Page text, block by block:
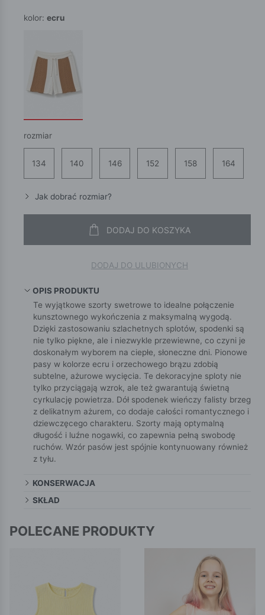
kolor: ecru
rozmiar
134 140 146 152 158 164
Jak dobrać rozmiar?
DODAJ DO KOSZYKA
DODAJ DO ULUBIONYCH
OPIS PRODUKTU
Te wyjątkowe szorty swetrowe to idealne połączenie
kunsztownego wykończenia z maksymalną wygodą.
Dzięki zastosowaniu szlachetnych splotów, spodenki są
nie tylko piękne, ale i niezwykle przewiewne, co czyni je
doskonałym wyborem na ciepłe, słoneczne dni. Pionowe
pasy w kolorze ecru i orzechowego brązu zdobią
subtelne, ażurowe wycięcia. Te dekoracyjne sploty nie
tylko przyciągają wzrok, ale też gwarantują świetną
cyrkulację powietrza. Dół spodenek wieńczy falisty brzeg
z delikatnym ażurem, co dodaje całości romantycznego i
dziewczęcego charakteru. Szorty mają optymalną
długość i luźne nogawki, co zapewnia pełną swobodę
ruchów. Wzór pasów jest spójnie kontynuowany również
z tyłu.
KONSERWACJA
SKŁAD
POLECANE PRODUKTY